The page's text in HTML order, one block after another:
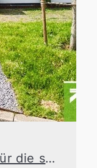
Nehmen Sie sich Zeit für die schönen Dinge des Lebens